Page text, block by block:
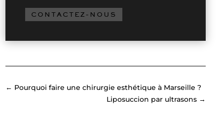
CONTACTEZ-NOUS
← Pourquoi faire une chirurgie esthétique à Marseille ?
Liposuccion par ultrasons→